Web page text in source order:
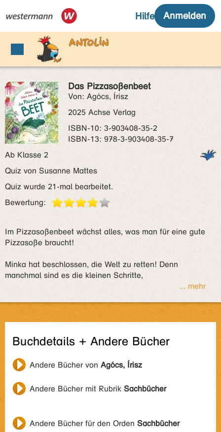
Das Pizzasoßenbeet
Von: Agócs, Írisz
2025 Achse Verlag
ISBN‑10: 3-903408-35-2
ISBN‑13: 978-3-903408-35-7
Ab Klasse 2
Quiz von Susanne Mattes
Quiz wurde 21-mal bearbeitet.
Bewertung:
Im Pizzasoßenbeet wächst alles, was man für eine gute
Pizzasoße braucht!
Minka hat beschlossen, die Welt zu retten! Denn
manchmal sind es die kleinen Schritte,
... mehr
Buchdetails + Andere Bücher
Andere Bücher von Agócs, Írisz
Andere Bücher mit Rubrik Sachbücher
Andere Bücher für den Orden Sachbücher